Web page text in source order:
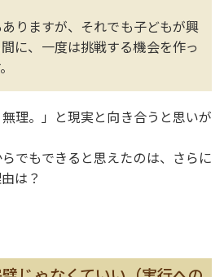
りますが、それでも子どもが興
に、一度は挑戦する機会を作っ
無理。」と現実と向き合うと思いが
でもできると思えたのは、さらに
は？